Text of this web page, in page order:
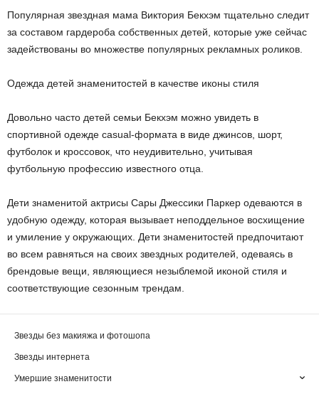
Популярная звездная мама Виктория Бекхэм тщательно следит
за составом гардероба собственных детей, которые уже сейчас
задействованы во множестве популярных рекламных роликов.
Одежда детей знаменитостей в качестве иконы стиля
Довольно часто детей семьи Бекхэм можно увидеть в
спортивной одежде casual-формата в виде джинсов, шорт,
футболок и кроссовок, что неудивительно, учитывая
футбольную профессию известного отца.
Дети знаменитой актрисы Сары Джессики Паркер одеваются в
удобную одежду, которая вызывает неподдельное восхищение
и умиление у окружающих. Дети знаменитостей предпочитают
во всем равняться на своих звездных родителей, одеваясь в
брендовые вещи, являющиеся незыблемой иконой стиля и
соответствующие сезонным трендам.
Звезды без макияжа и фотошопа
Звезды интернета
Умершие знаменитости